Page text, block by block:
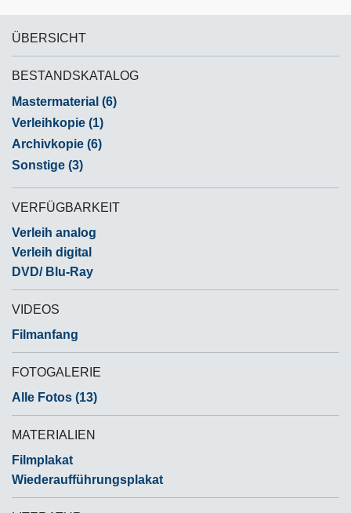
ÜBERSICHT
BESTANDSKATALOG
Mastermaterial (6)
Verleihkopie (1)
Archivkopie (6)
Sonstige (3)
VERFÜGBARKEIT
Verleih analog
Verleih digital
DVD/ Blu-Ray
VIDEOS
Filmanfang
FOTOGALERIE
Alle Fotos (13)
MATERIALIEN
Filmplakat
Wiederaufführungsplakat